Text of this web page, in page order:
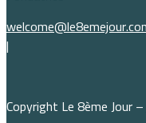
|
Copyright Le 8ème Jour –